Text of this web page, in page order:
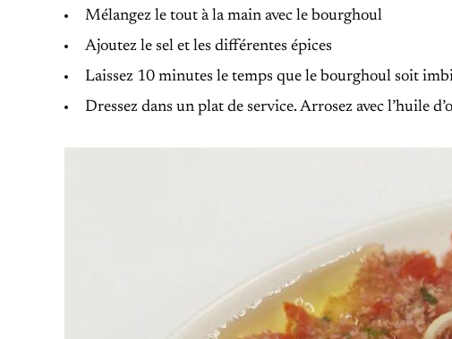
Mélangez le tout à la main avec le bourghoul
Ajoutez le sel et les différentes épices
Laissez 10 minutes le temps que le bourghoul soit
Dressez dans un plat de service. Arrosez avec l’huile